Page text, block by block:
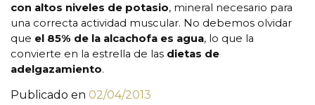
con altos niveles de potasio, mineral necesario para
una correcta actividad muscular. No debemos olvidar
que el 85% de la alcachofa es agua, lo que la
convierte en la estrella de las dietas de
adelgazamiento.
Publicado en 02/04/2013